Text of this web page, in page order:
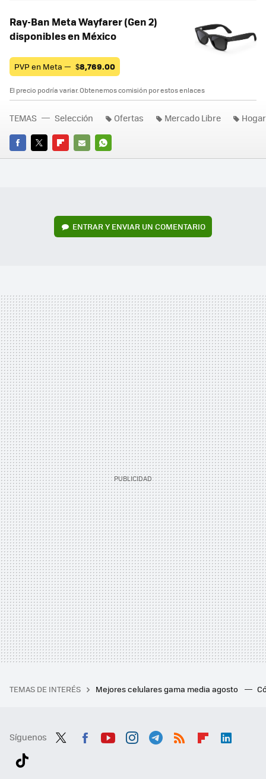
Ray-Ban Meta Wayfarer (Gen 2)
disponibles en México
PVP en Meta — $8,769.00
El precio podría variar. Obtenemos comisión por estos enlaces
FACEBOOK
TWITTERFLIPBOARD
E-
WHATSAPP
TEMAS Selección Ofertas Mercado Libre Hogar
ENTRAR Y ENVIAR UN COMENTARIO
TEMAS DE INTERÉS Mejores celulares gama media agosto
Síguenos